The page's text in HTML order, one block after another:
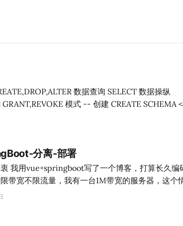
库对象，则拒绝该删除语句的执行 表 -- 创建表分离-部署
。国内
带宽不限流量，我有一台1M带宽的服务器，这个
的js文件是很难受的。就思量着把前端放在腾讯云